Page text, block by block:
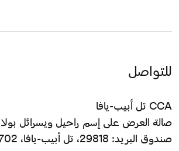
للتواصل
CCA تل أبيب-يافا
صالة العرض على إسم راحيل ويسرائل
صندوق البريد: 29818، تل أبيب-يافا، 6129702